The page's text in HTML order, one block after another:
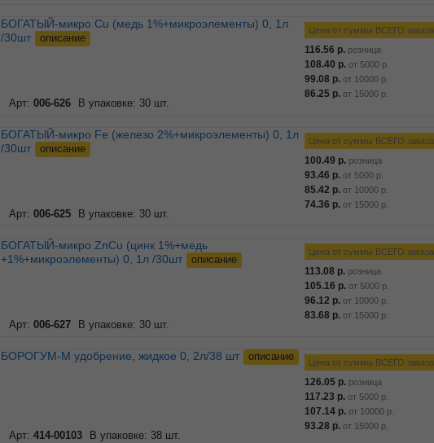
БОГАТЫЙ-микро Cu (медь 1%+микроэлементы) 0, 1л
/30шт
описание
Арт: 006-626 В упаковке: 30 шт.
Цена от суммы ВСЕГО заказа
116.56 р. розница
108.40 р. от 5000 р.
99.08 р. от 10000 р.
86.25 р. от 15000 р.
БОГАТЫЙ-микро Fe (железо 2%+микроэлементы) 0, 1л
/30шт
описание
Арт: 006-625 В упаковке: 30 шт.
Цена от суммы ВСЕГО заказа
100.49 р. розница
93.46 р. от 5000 р.
85.42 р. от 10000 р.
74.36 р. от 15000 р.
БОГАТЫЙ-микро ZnCu (цинк 1%+медь
+1%+микроэлементы) 0, 1л /30шт
описание
Арт: 006-627 В упаковке: 30 шт.
Цена от суммы ВСЕГО заказа
113.08 р. розница
105.16 р. от 5000 р.
96.12 р. от 10000 р.
83.68 р. от 15000 р.
БОРОГУМ-М удобрение, жидкое 0, 2л/38 шт описание
Арт: 414-00103 В упаковке: 38 шт.
Цена от суммы ВСЕГО заказа
126.05 р. розница
117.23 р. от 5000 р.
107.14 р. от 10000 р.
93.28 р. от 15000 р.